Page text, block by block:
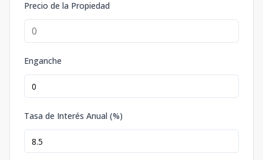
Precio de la Propiedad
Enganche
Tasa de Interés Anual (%)